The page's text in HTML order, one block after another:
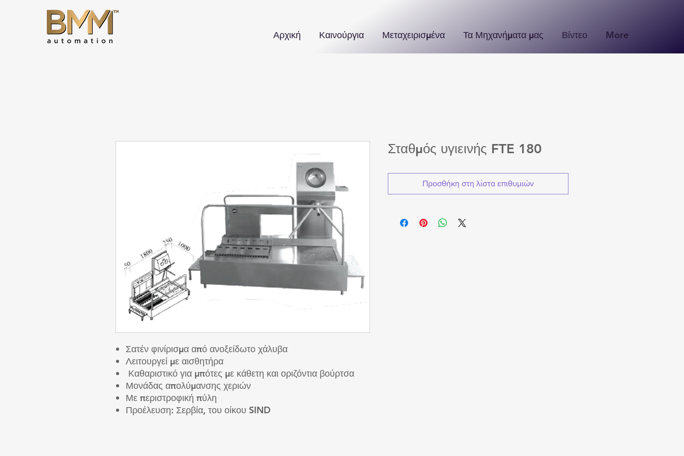
Αρχική Καινούργια Μεταχειρισμένα Τα Μηχανήματα μας Βίντεο More
Σατέν φινίρισμα από ανοξείδωτο χάλυβα
Λειτουργεί με αισθητήρα
Καθαριστικό για μπότες με κάθετη και οριζόντια βούρτσα
Μονάδας απολύμανσης χεριών
Με περιστροφική πύλη
Προέλευση: Σερβία, του οίκου SIND
Σταθμός υγιεινής FTE 180
Προσθήκη στη λίστα επιθυμιών